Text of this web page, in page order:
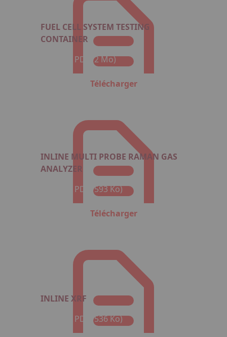
FUEL CELL SYSTEM TESTING
CONTAINER
Format : PDF (2 Mo)
Télécharger
INLINE MULTI PROBE RAMAN GAS
ANALYZER
Format : PDF (593 Ko)
Télécharger
INLINE XRF
Format : PDF (536 Ko)